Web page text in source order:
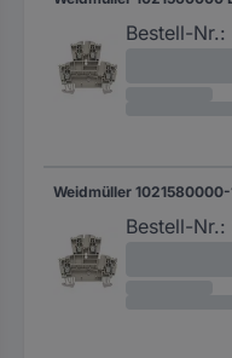
Bestell-Nr.:
Bestell-Nr.: